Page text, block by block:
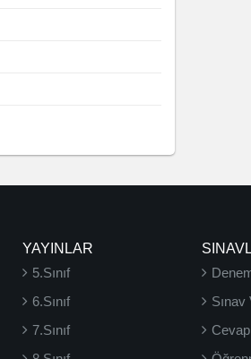
YAYINLAR
5.Sınıf
6.Sınıf
7.Sınıf
Cevap